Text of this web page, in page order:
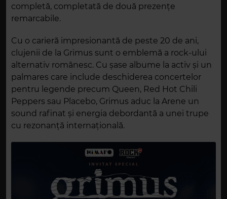
completă, completată de două prezențe
remarcabile.
Cu o carieră impresionantă de peste 20 de ani,
clujenii de la Grimus sunt o emblemă a rock-ului
alternativ românesc. Cu șase albume la activ și un
palmares care include deschiderea concertelor
pentru legende precum Queen, Red Hot Chili
Peppers sau Placebo, Grimus aduc la Arene un
sound rafinat și energia debordantă a unei trupe
cu rezonanță internațională.